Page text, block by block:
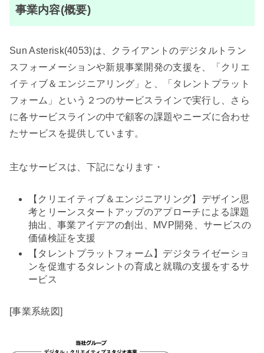
事業内容(概要)
Sun Asterisk(4053)は、クライアントのデジタルトラン
スフォーメーションや新規事業開発の支援を、「クリエ
イティブ＆エンジニアリング」と、「タレントプラット
フォーム」という２つのサービスラインで実行し、さら
に各サービスラインの中で顧客の課題やニーズに合わせ
たサービスを提供しています。
主なサービスは、下記になります・
【クリエイティブ＆エンジニアリング】デザイン思
考とリーンスタートアップのアプローチによる課題
抽出、事業アイデアの創出、MVP開発、サービスの
価値検証を支援
【タレントプラットフォーム】デジタライゼーショ
ンを促進するタレントの育成と就職の支援をするサ
ービス
[事業系統図]